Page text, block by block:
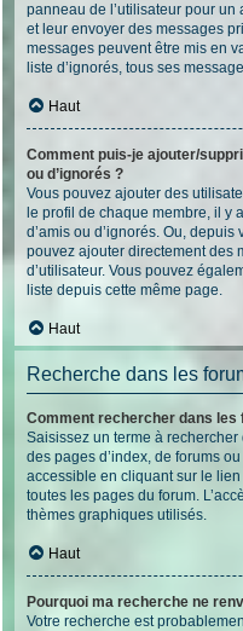
panneau de l’utilisateur pour
et leur envoyer des messages
messages peuvent être mis en
liste d’ignorés, tous ses
Haut
Comment puis-je ajouter/
ou d’ignorés ?
Vous pouvez ajouter des
le profil de chaque membre, il y
d’amis ou d’ignorés. Ou,
pouvez ajouter directement des
d’utilisateur. Vous pouvez
liste depuis cette même page.
Haut
Recherche dans les
Comment rechercher dans les
Saisissez un terme à
des pages d’index, de forums
accessible en cliquant sur le
toutes les pages du forum.
thèmes graphiques utilisés.
Haut
Pourquoi ma recherche ne
Votre recherche est